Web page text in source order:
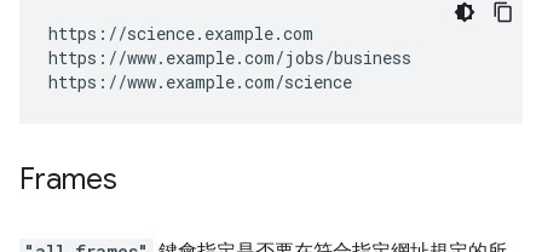
https://science.example.com
https://www.example.com/jobs/business
https://www.example.com/science
Frames